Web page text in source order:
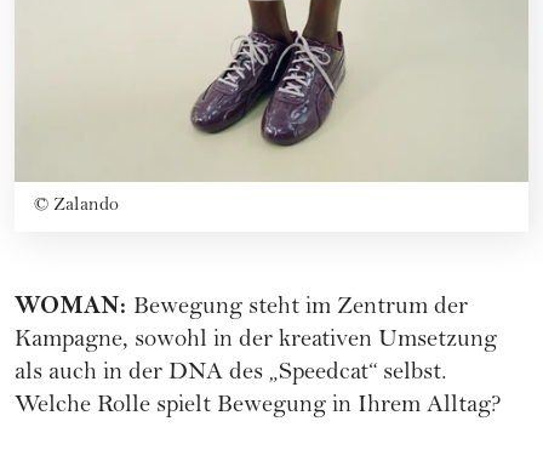
© Zalando
WOMAN: Bewegung steht im Zentrum der
Kampagne, sowohl in der kreativen Umsetzung
als auch in der DNA des „Speedcat“ selbst.
Welche Rolle spielt Bewegung in Ihrem Alltag?